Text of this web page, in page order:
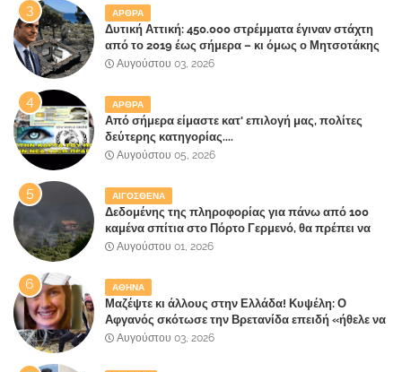
ΑΡΘΡΑ
Δυτική Αττική: 450.000 στρέμματα έγιναν στάχτη
από το 2019 έως σήμερα – κι όμως ο Μητσοτάκης
έλαβε 40% και 45% στις εκλογές του 2023,ενώ 50%
Αυγούστου 03, 2026
ΑΡΘΡΑ
Από σήμερα είμαστε κατ' επιλογή μας, πολίτες
δεύτερης κατηγορίας....
Αυγούστου 05, 2026
ΑΙΓΟΣΘΕΝΑ
Δεδομένης της πληροφορίας για πάνω από 100
καμένα σπίτια στο Πόρτο Γερμενό, θα πρέπει να
αναζητηθούν ευθύνες για την ολοσχερή
επίγειου παραδείσου της Αττικής
Αυγούστου 01, 2026
ΑΘΗΝΑ
Μαζέψτε κι άλλους στην Ελλάδα! Κυψέλη: Ο
Αφγανός σκότωσε την Βρετανίδα επειδή «ήθελε να
κάνει τη σύντροφό του χριστιανή»
Αυγούστου 03, 2026